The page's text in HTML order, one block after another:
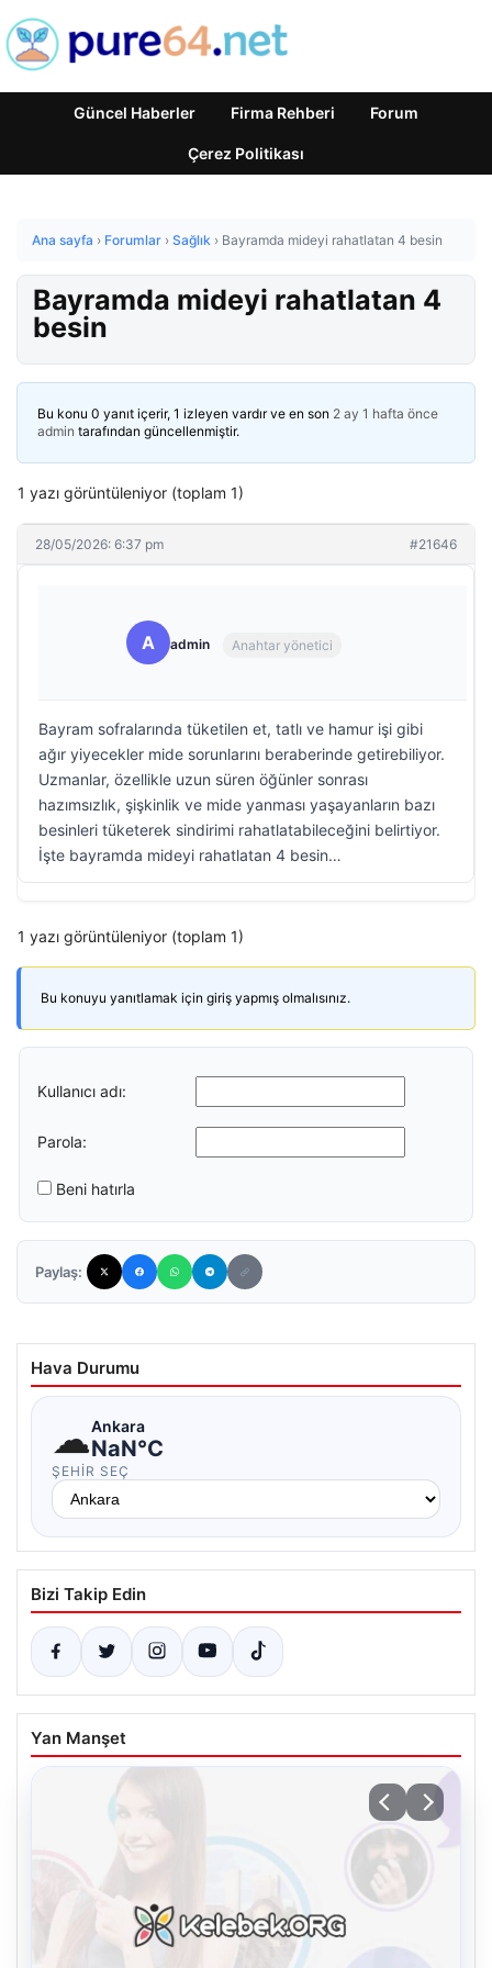
Güncel Haberler Firma Rehberi Forum
Çerez Politikası
Ana sayfa › Forumlar › Sağlık › Bayramda mideyi rahatlatan 4 besin
Bayramda mideyi rahatlatan 4
besin
Bu konu 0 yanıt içerir, 1 izleyen vardır ve en son 2 ay 1 hafta önce
admin tarafından güncellenmiştir.
1 yazı görüntüleniyor (toplam 1)
28/05/2026: 6:37 pm #21646
A admin Anahtar yönetici
Bayram sofralarında tüketilen et, tatlı ve hamur işi gibi
ağır yiyecekler mide sorunlarını beraberinde getirebiliyor.
Uzmanlar, özellikle uzun süren öğünler sonrası
hazımsızlık, şişkinlik ve mide yanması yaşayanların bazı
besinleri tüketerek sindirimi rahatlatabileceğini belirtiyor.
İşte bayramda mideyi rahatlatan 4 besin…
1 yazı görüntüleniyor (toplam 1)
Bu konuyu yanıtlamak için giriş yapmış olmalısınız.
Kullanıcı adı:
Parola:
Beni hatırla
Paylaş:
Hava Durumu
☁Ankara
NaN°C
ŞEHIR SEÇ
Bizi Takip Edin
Yan Manşet